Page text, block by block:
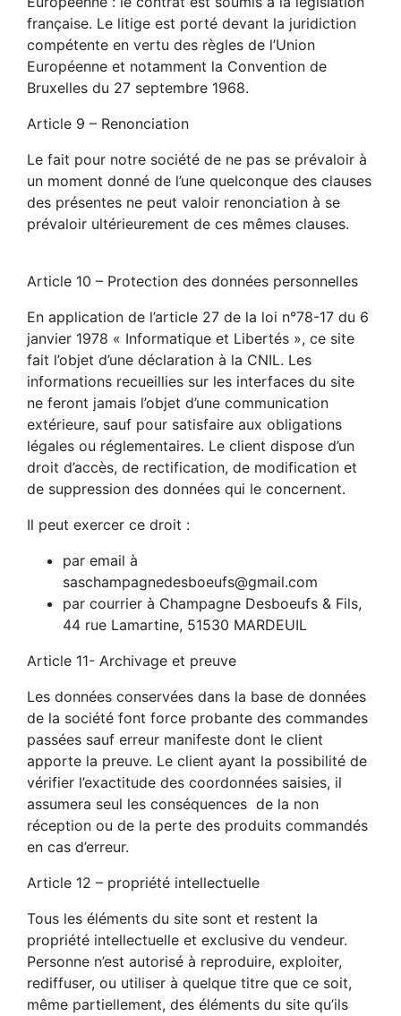
française. Le litige est porté devant la juridiction
compétente en vertu des règles de l’Union
Européenne et notamment la Convention de
Bruxelles du 27 septembre 1968.
Article 9 – Renonciation
Le fait pour notre société de ne pas se prévaloir à
un moment donné de l’une quelconque des clauses
des présentes ne peut valoir renonciation à se
prévaloir ultérieurement de ces mêmes clauses.
Article 10 – Protection des données personnelles
En application de l’article 27 de la loi n°78-17 du 6
janvier 1978 « Informatique et Libertés », ce site
fait l’objet d’une déclaration à la CNIL. Les
informations recueillies sur les interfaces du site
ne feront jamais l’objet d’une communication
extérieure, sauf pour satisfaire aux obligations
légales ou réglementaires. Le client dispose d’un
droit d’accès, de rectification, de modification et
de suppression des données qui le concernent.
Il peut exercer ce droit :
par email à
saschampagnedesboeufs@gmail.com
par courrier à Champagne Desboeufs & Fils,
44 rue Lamartine, 51530 MARDEUIL
Article 11- Archivage et preuve
Les données conservées dans la base de données
de la société font force probante des commandes
passées sauf erreur manifeste dont le client
apporte la preuve. Le client ayant la possibilité de
vérifier l’exactitude des coordonnées saisies, il
assumera seul les conséquences de la non
réception ou de la perte des produits commandés
en cas d’erreur.
Article 12 – propriété intellectuelle
Tous les éléments du site sont et restent la
propriété intellectuelle et exclusive du vendeur.
Personne n’est autorisé à reproduire, exploiter,
rediffuser, ou utiliser à quelque titre que ce soit,
même partiellement, des éléments du site qu’ils